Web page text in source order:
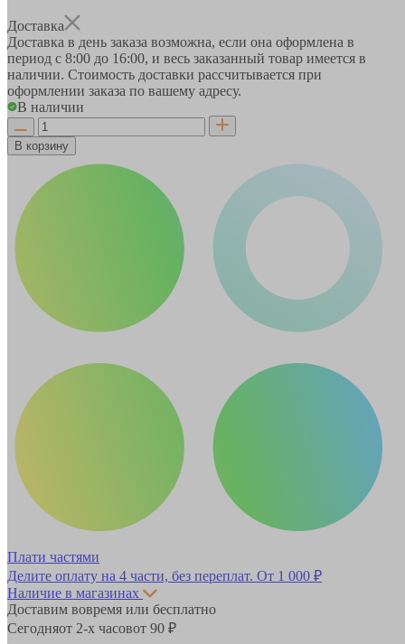
Доставка
Доставка в день заказа возможна, если она оформлена в
период с 8:00 до 16:00, и весь заказанный товар имеется в
наличии. Стоимость доставки рассчитывается при
оформлении заказа по вашему адресу.
В наличии
В корзину
Плати частями
Делите оплату на 4 части, без переплат. От 1 000 ₽
Наличие в магазинах
Доставим вовремя или бесплатно
Сегодняот 2-х часовот 90 ₽